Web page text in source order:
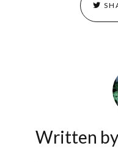
Written by